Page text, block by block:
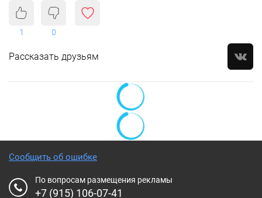
1 0
Рассказать друзьям
Сообщить об ошибке
По вопросам размещения рекламы
+7 (915) 106-07-41